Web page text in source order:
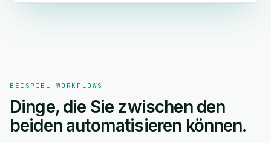
BEISPIEL-WORKFLOWS
Dinge, die Sie zwischen den
beiden automatisieren können.